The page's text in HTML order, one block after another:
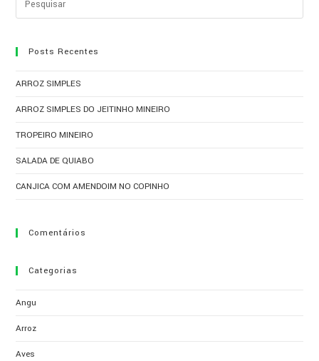
Posts Recentes
ARROZ SIMPLES
ARROZ SIMPLES DO JEITINHO MINEIRO
TROPEIRO MINEIRO
SALADA DE QUIABO
CANJICA COM AMENDOIM NO COPINHO
Comentários
Categorias
Angu
Arroz
Aves